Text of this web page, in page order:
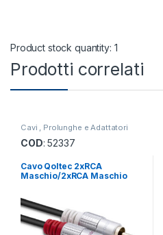
Product stock quantity: 1
Prodotti correlati
Cavi , Prolunghe e Adattatori
Audio
COD: 52337
Cavo Qoltec 2xRCA
Maschio/2xRCA Maschio